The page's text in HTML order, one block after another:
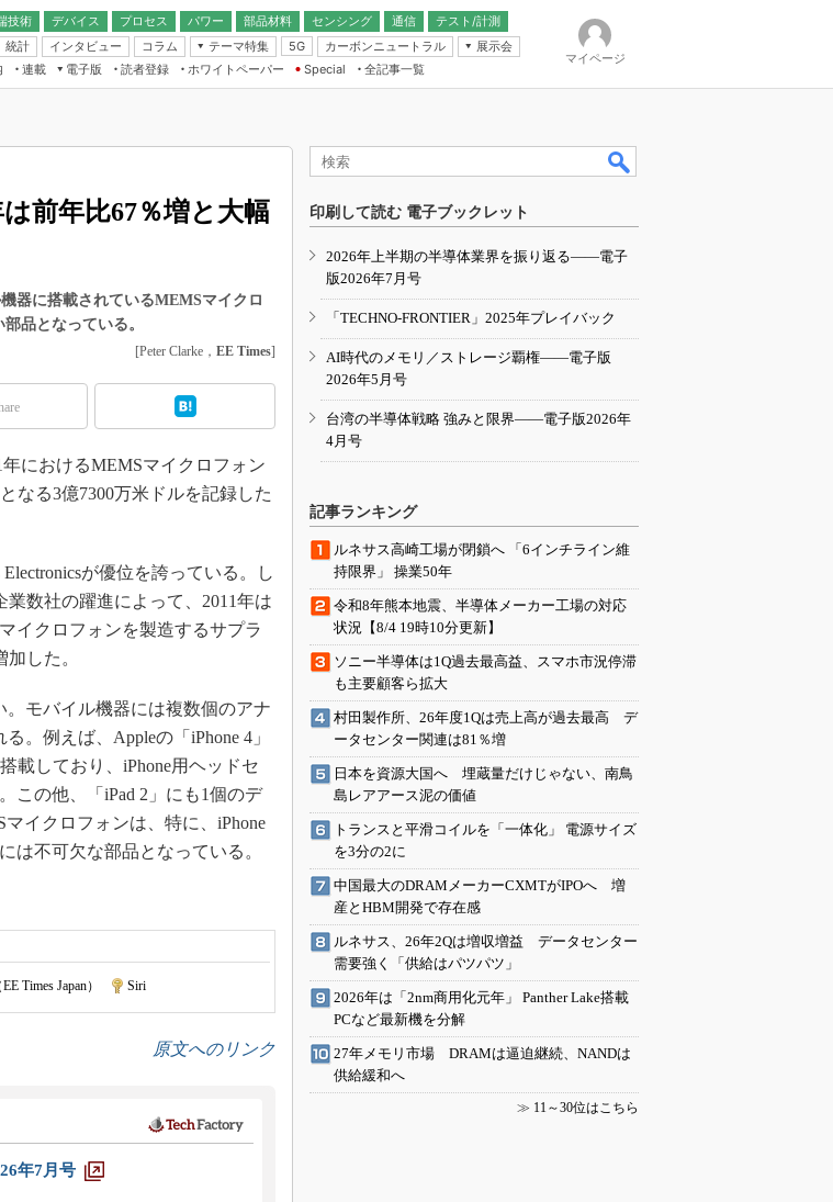
技術
デバイス
プロセス パワー 部品材料 センシング
通信
無線
テスト/計測
統計 インタビュー コラム
テーマ特集
カルAI
調査（EE Times Research）
設計（EDN Japan）
クトロニクス入門（EDN
5G カーボンニュートラル
展示会
IoT・エッジコンピューティング
EXPO
TECHNO-FRONTIER
人とくるま展
連載
電子版
読者登録 ホワイトペーパー
Special
全記事一覧
マイページ
前年比67％増と大幅
器に搭載されているMEMSマイクロ
品となっている。
[Peter Clarke， EE Times]
におけるMEMSマイクロフォン
なる3億7300万米ドルを記録した
が優位を誇っている。し
数社の躍進によって、2011年は
イクロフォンを製造するサプラ
した。
モバイル機器には複数個のアナ
。例えば、Appleの「iPhone 4」
載しており、iPhone用ヘッドセ
この他、「iPad 2」にも1個のデ
イクロフォンは、特に、iPhone
は不可欠な部品となっている。
Times Japan） Siri
原文へのリンク
年7月号
印刷して読む 電子ブックレット
2026年上半期の半導体業界を振り返る――電子
版2026年7月号
「TECHNO-FRONTIER」2025年プレイバック
AI時代のメモリ／ストレージ覇権――電子版
2026年5月号
台湾の半導体戦略 強みと限界――電子版2026年
4月号
記事ランキング
ルネサス高崎工場が閉鎖へ 「6インチライン維
持限界」 操業50年
令和8年熊本地震、半導体メーカー工場の対応
状況【8/4 19時10分更新】
ソニー半導体は1Q過去最高益、スマホ市況停滞
も主要顧客ら拡大
村田製作所、26年度1Qは売上高が過去最高 デ
ータセンター関連は81％増
日本を資源大国へ 埋蔵量だけじゃない、南鳥
島レアアース泥の価値
トランスと平滑コイルを「一体化」 電源サイズ
を3分の2に
中国最大のDRAMメーカーCXMTがIPOへ 増
産とHBM開発で存在感
ルネサス、26年2Qは増収増益 データセンター
需要強く「供給はパツパツ」
2026年は「2nm商用化元年」 Panther Lake搭載
PCなど最新機を分解
27年メモリ市場 DRAMは逼迫継続、NANDは
供給緩和へ
≫ 11～30位はこちら